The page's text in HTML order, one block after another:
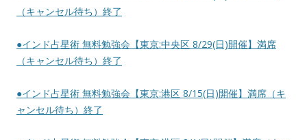
（キャンセル待ち）終了
●インド占星術 無料勉強会【東京:中央区 8/29(日)開催】満席
（キャンセル待ち）終了
●インド占星術 無料勉強会【東京:港区 8/15(日)開催】満席（キ
ャンセル待ち）終了